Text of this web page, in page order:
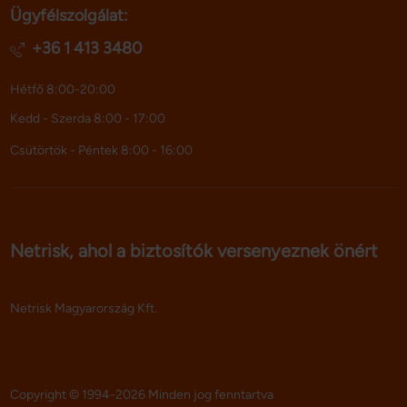
adatokkal, amelyeket Ön adott meg számukra vagy az
Ön által használt más szolgáltatásokból gyűjtöttek.
Ügyfélszolgálat:
+36 1 413 3480
Hétfő 8:00-20:00
Kedd - Szerda 8:00 - 17:00
Csütörtök - Péntek 8:00 - 16:00
Netrisk, ahol a biztosítók versenyeznek önért
Netrisk Magyarország Kft.
Copyright © 1994-2026 Minden jog fenntartva